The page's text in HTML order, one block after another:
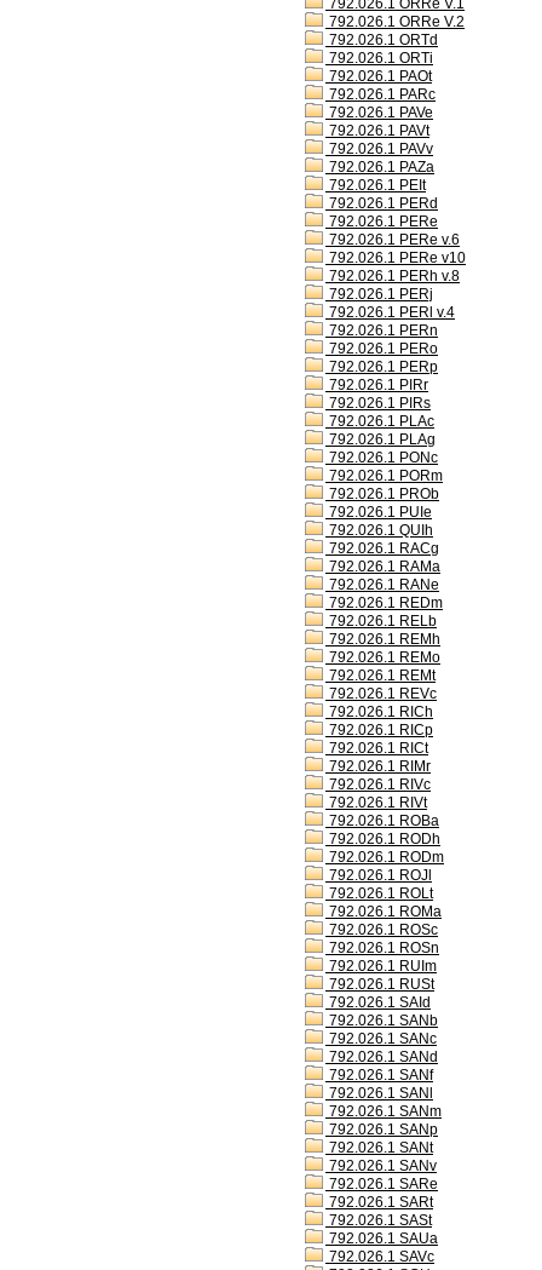
792.026.1 ORRe V.1
792.026.1 ORRe V.2
792.026.1 ORTd
792.026.1 ORTi
792.026.1 PAOt
792.026.1 PARc
792.026.1 PAVe
792.026.1 PAVt
792.026.1 PAVv
792.026.1 PAZa
792.026.1 PEIt
792.026.1 PERd
792.026.1 PERe
792.026.1 PERe v.6
792.026.1 PERe v10
792.026.1 PERh v.8
792.026.1 PERj
792.026.1 PERl v.4
792.026.1 PERn
792.026.1 PERo
792.026.1 PERp
792.026.1 PIRr
792.026.1 PIRs
792.026.1 PLAc
792.026.1 PLAg
792.026.1 PONc
792.026.1 PORm
792.026.1 PROb
792.026.1 PUIe
792.026.1 QUIh
792.026.1 RACg
792.026.1 RAMa
792.026.1 RANe
792.026.1 REDm
792.026.1 RELb
792.026.1 REMh
792.026.1 REMo
792.026.1 REMt
792.026.1 REVc
792.026.1 RICh
792.026.1 RICp
792.026.1 RICt
792.026.1 RIMr
792.026.1 RIVc
792.026.1 RIVt
792.026.1 ROBa
792.026.1 RODh
792.026.1 RODm
792.026.1 ROJl
792.026.1 ROLt
792.026.1 ROMa
792.026.1 ROSc
792.026.1 ROSn
792.026.1 RUIm
792.026.1 RUSt
792.026.1 SAId
792.026.1 SANb
792.026.1 SANc
792.026.1 SANd
792.026.1 SANf
792.026.1 SANl
792.026.1 SANm
792.026.1 SANp
792.026.1 SANt
792.026.1 SANv
792.026.1 SARe
792.026.1 SARt
792.026.1 SASt
792.026.1 SAUa
792.026.1 SAVc